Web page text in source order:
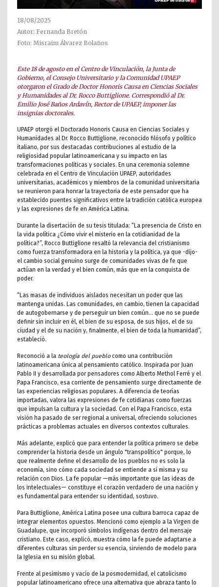
18/08/2025
Autor: Fernanda Bretón
Foto: Misraim Álvarez Bolaños
Este 18 de agosto en el Centro de Vinculación, la Junta de
Gobierno, el Consejo Universitario y la Comunidad UPAEP
otorgaron el Grado de Doctor Honoris Causa en Ciencias Sociales
y Humanidades al Dr. Rocco Buttiglione. Correspondió al Dr.
Emilio José Baños Ardavín, Rector de UPAEP, imponer las
insignias doctorales.
UPAEP otorgó el Doctorado Honoris Causa en Ciencias Sociales y
Humanidades al Dr. Rocco Buttiglione, reconocido filósofo y político
italiano, por sus destacadas contribuciones al estudio de la
religiosidad popular latinoamericana y su impacto en las
transformaciones políticas y sociales. En una ceremonia solemne
celebrada en el Centro de Vinculación UPAEP, autoridades
universitarias, académicos y miembros de la comunidad universitaria
se reunieron para honrar la trayectoria de este pensador que ha
establecido puentes significativos entre la tradición católica europea
y las expresiones de fe en América Latina.
Durante la disertación de su tesis titulada: “La presencia de Cristo en
la vida política ¿Cómo vivir el misterio en la cotidianidad de la
política?”, Rocco Buttiglione resaltó la relevancia del cristianismo
como fuerza transformadora en la historia y la política, ya que -dijo-
el cambio social genuino surge de comunidades vivas de fe que
actúan en la verdad y el bien común, más que en la conquista de
poder.
“Las masas de individuos aislados necesitan un poder que las
mantenga unidas. Las comunidades, en cambio, tienen la capacidad
de autogobernarse y de perseguir un bien común… que no se puede
definir sin incluir en él, el bien de su esposa, de sus hijos, el de su
ciudad y el de su nación y, finalmente, el bien de toda la humanidad”,
estableció.
Reconoció a la teología del pueblocomo una contribución
latinoamericana única al pensamiento católico. Inspirada por Juan
Pablo II y desarrollada por pensadores como Alberto Methol Ferré y el
Papa Francisco, esa corriente de pensamiento surge directamente de
las experiencias religiosas populares. A diferencia de teorías
importadas, valora las expresiones de fe cotidianas como fuerzas
que impulsan la cultura y la sociedad. Con el Papa Francisco, esta
visión ha pasado de ser regional a universal, ofreciendo soluciones
prácticas a problemas actuales en diversos contextos culturales.
Más adelante, explicó que para entender la política primero se debe
comprender la historia desde un ángulo "transpolítico" porque, lo
que realmente define el desarrollo de los pueblos no es solo la
economía, sino cómo cada sociedad se entiende a sí misma y su
relación con Dios. La fe popular —más importante que las ideas de
los intelectuales— constituye el corazón verdadero de una nación y
es fundamental para entender su identidad, sostuvo.
Para Buttiglione, América Latina posee una cultura barroca capaz de
integrar elementos opuestos. Mencionó como ejemplo a la Virgen de
Guadalupe, que incorporó símbolos indígenas dentro del mensaje
cristiano. Este caso, explicó, muestra cómo la fe puede adaptarse a
diferentes culturas sin perder su esencia, sirviendo de modelo para
la Iglesia en su misión global.
Frente al pesimismo y vacío de la posmodernidad, el catolicismo
popular latinoamericano ofrece una alternativa que abraza tanto lo